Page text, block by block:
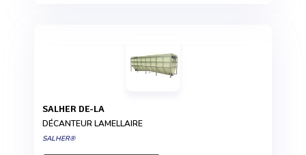
SALHER DE-LA
DÉCANTEUR LAMELLAIRE
SALHER®